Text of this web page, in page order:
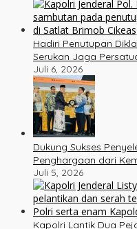
Hadiri Penutupan
Serukan Jaga
Juli 6, 2026
Dukung Sukses
Penghargaan dari
Juli 5, 2026
Kapolri Lantik Dua